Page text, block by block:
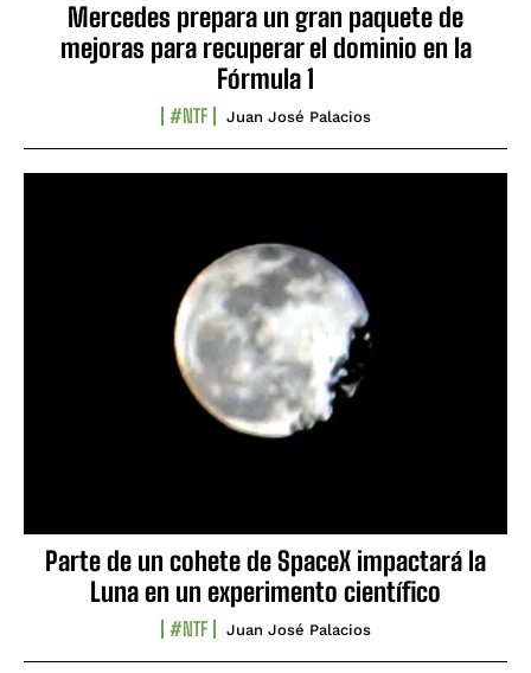
Mercedes prepara un gran paquete de
mejoras para recuperar el dominio en la
Fórmula 1
#NTF Juan José Palacios
Parte de un cohete de SpaceX impactará la
Luna en un experimento científico
#NTF Juan José Palacios